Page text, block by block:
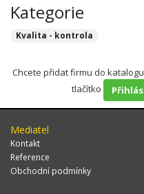
Kategorie
Kvalita - kontrola
Chcete přidat firmu do
tlačítko
Mediatel
Kontakt
Reference
Obchodní podmínky